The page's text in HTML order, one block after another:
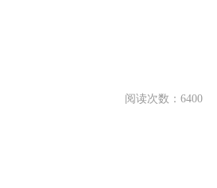
阅读次数：6400